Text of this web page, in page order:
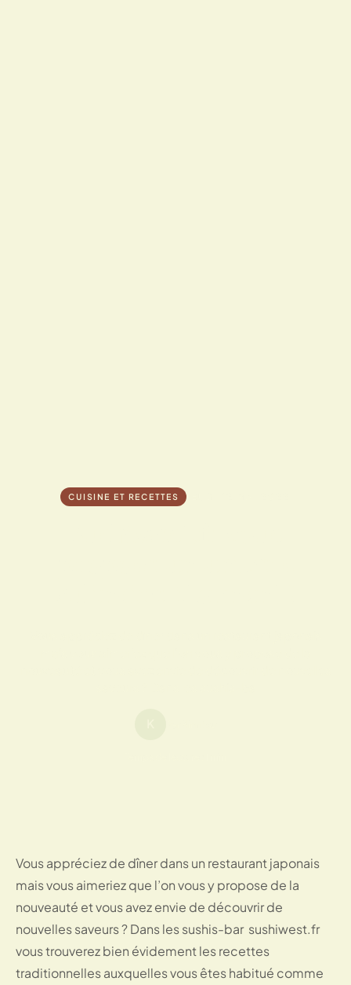
CUISINE ET RECETTES JEUDI 12 MAI 2022
Vous appréciez de dîner dans un restaurant japonais
mais vous aimeriez que l’on vous y propose de la
nouveauté et vous avez envie de découvrir de
nouvelles saveurs ? Dans les sushis-bar sushiwest.fr
vous trouverez bien évidement les recettes
traditionnelles auxquelles vous êtes habitué comme